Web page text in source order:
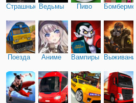
Страшные Ведьмы Пиво Бомбермен
Поезда Аниме Вампиры Выживание